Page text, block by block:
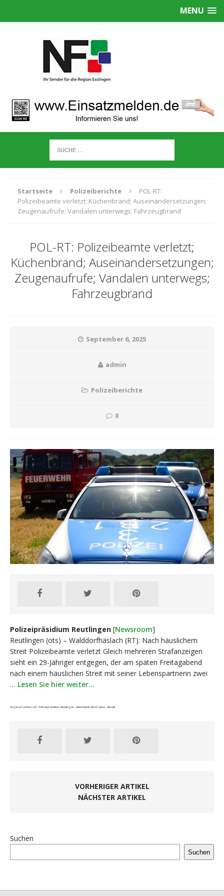
MENU
Startseite Polizeiberichte
POL-RT:
Polizeibeamte verletzt; Küchenbrand; Auseinandersetzungen;
Zeugenaufrufe; Vandalen unterwegs; Fahrzeugbrand
POL-RT: Polizeibeamte verletzt;
Küchenbrand; Auseinandersetzungen;
Zeugenaufrufe; Vandalen unterwegs;
Fahrzeugbrand
September 6, 2025
admin
Polizeiberichte
0
Polizeipräsidium Reutlingen [Newsroom]
Reutlingen (ots) – Walddorfhäslach (RT): Nach häuslichem
Streit Polizeibeamte verletzt Gleich mehreren Strafanzeigen
sieht ein 29-Jähriger entgegen, der am späten Freitagabend
nach einem häuslichen Streit mit seiner Lebenspartnerin zwei
… Lesen Sie hier weiter…
Original-Content von: Polizeipräsidium Reutlingen, übermittelt durch news aktuell
VORHERIGER ARTIKEL
NÄCHSTER ARTIKEL
Suchen
Suchen